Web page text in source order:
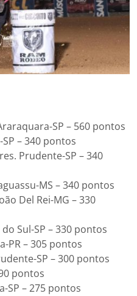
SP – 560 pontos
– 340 pontos
Prudente-SP – 340
MS – 340 pontos
Del Rei-MG – 330
Sul-SP – 330 pontos
PR – 305 pontos
SP – 300 pontos
pontos
SP – 275 pontos